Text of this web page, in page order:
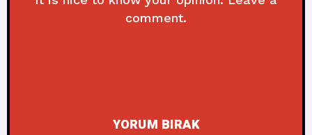
comment.
YORUM BIRAK